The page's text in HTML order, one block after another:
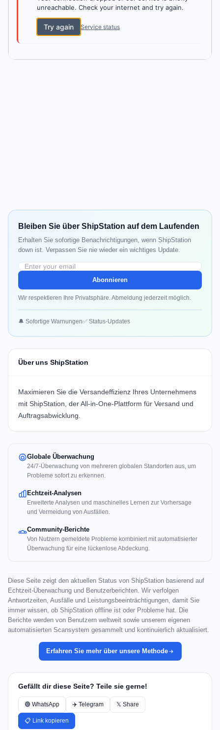
unreachable. Check your internet and try again.
Try again Service status
Bleiben Sie über ShipStation auf dem Laufenden
Erhalten Sie sofortige Benachrichtigungen, wenn ShipStation
down ist. Verpassen Sie nie wieder ein wichtiges Update.
Abonnieren
Wir respektieren Ihre Privatsphäre. Abmeldung jederzeit möglich.
🔔 Sofortige Warnungen✅ Status-Updates
Über uns ShipStation
Maximieren Sie die Versandeffizienz Ihres Unternehmens
mit ShipStation, der All-in-One-Plattform für Versand und
Auftragsabwicklung.
Globale Überwachung
24/7-Überwachung von mehreren globalen Standorten aus, um
Probleme sofort zu erkennen.
Echtzeit-Analysen
Erweiterte Analysen und maschinelles Lernen zur Vorhersage
und Vermeidung von Ausfällen.
Community-Berichte
Von Nutzern gemeldete Probleme kombiniert mit automatisierter
Überwachung für eine lückenlose Abdeckung.
Diese Seite zeigt den aktuellen Status von ShipStation basierend auf
Echtzeit-Überwachung und Benutzerberichten. Wir verfolgen
Antwortzeiten, Ausfälle und Leistungsbeeinträchtigungen, damit Sie
immer wissen, ob ShipStation offline ist oder Probleme hat. Die
Berichte werden von Benutzern weltweit sowie unserem eigenen
automatisierten Scansystem gesammelt und kontinuierlich aktualisiert.
Erfahren Sie mehr über unsere Methode
Gefällt dir diese Seite? Teile sie gerne!
🟢 WhatsApp ✈️ Telegram 𝕏 Share
📋 Link kopieren